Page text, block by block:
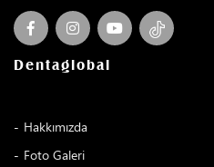
Dentaglobal
Hakkımızda
Foto Galeri